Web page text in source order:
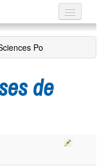
Po
de